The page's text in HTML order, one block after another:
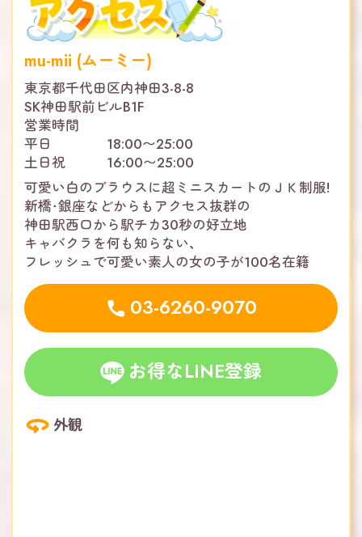
mu-mii (ムーミー)
東京都千代田区内神田3-8-8
SK神田駅前ビルB1F
営業時間
平日 18:00〜25:00
土日祝 16:00〜25:00
可愛い白のブラウスに超ミニスカートのＪＫ制服!
新橋・銀座などからもアクセス抜群の
神田駅西口から駅チカ30秒の好立地
キャバクラを何も知らない、
フレッシュで可愛い素人の女の子が100名在籍
03-6260-9070
お得なLINE登録
外観